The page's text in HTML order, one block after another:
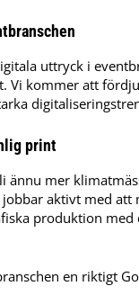
uttryck i
Vi kommer att
print
ännu mer
aktivt med att
produktion med
en riktigt